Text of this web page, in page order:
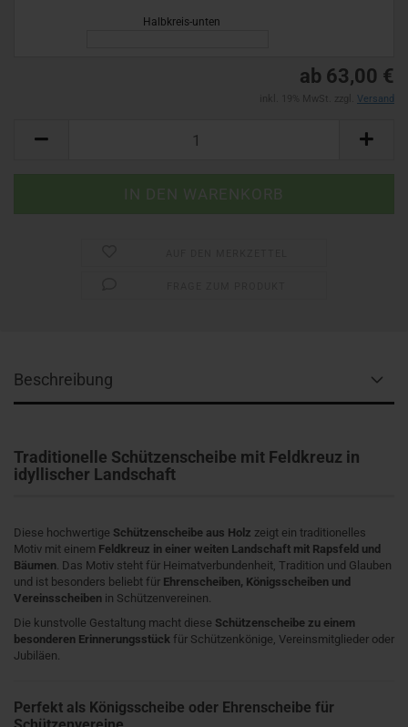
Halbkreis-unten
ab 63,00 €
Versand
Beschreibung
Traditionelle Schützenscheibe mit Feldkreuz in
idyllischer Landschaft
Diese hochwertige Schützenscheibe aus Holz zeigt ein traditionelles
Motiv mit einem Feldkreuz in einer weiten Landschaft mit Rapsfeld und
Bäumen. Das Motiv steht für Heimatverbundenheit, Tradition und Glauben
und ist besonders beliebt für Ehrenscheiben, Königsscheiben und
Vereinsscheiben in Schützenvereinen.
Die kunstvolle Gestaltung macht diese Schützenscheibe zu einem
besonderen Erinnerungsstück für Schützenkönige, Vereinsmitglieder oder
Jubiläen.
Perfekt als Königsscheibe oder Ehrenscheibe für